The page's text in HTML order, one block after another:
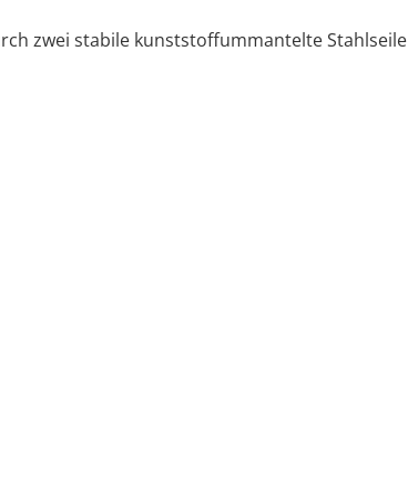
zwei stabile kunststoffummantelte Stahlseile